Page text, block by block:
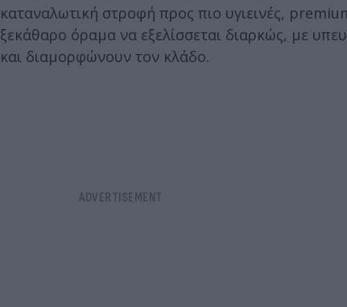
καταναλωτική στροφή προς πιο υγιεινές,
ξεκάθαρο όραμα να εξελίσσεται διαρκώς, με
και διαμορφώνουν τον κλάδο.